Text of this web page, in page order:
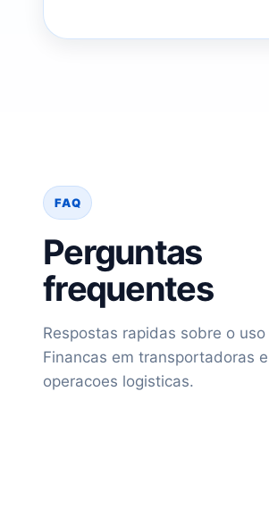
FAQ
Perguntas
frequentes
Respostas rapidas sobre o
Financas em transportadoras e
operacoes logisticas.